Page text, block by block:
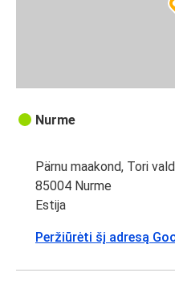
Nurme
Pärnu maakond, Tori
85004 Nurme
Estija
Peržiūrėti šį adresą